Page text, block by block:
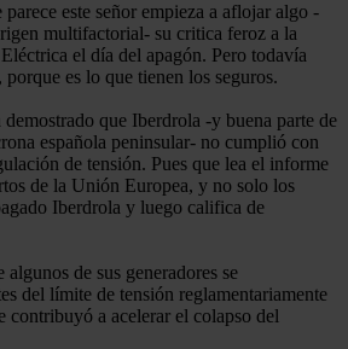
este señor empieza a aflojar algo -
multifactorial- su critica feroz a la
el día del apagón. Pero todavía
porque es lo que tienen los seguros.
demostrado que Iberdrola -y buena parte de
española peninsular- no cumplió con
de tensión. Pues que lea el informe
de la Unión Europea, y no solo los
Iberdrola y luego califica de
de sus generadores se
del límite de tensión reglamentariamente
contribuyó a acelerar el colapso del